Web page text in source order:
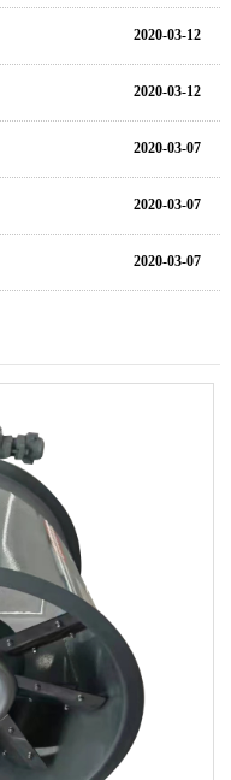
2020-03-12
2020-03-12
2020-03-07
2020-03-07
2020-03-07